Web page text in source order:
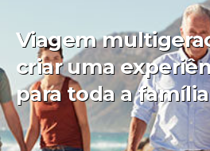
Viagem
criar uma
para toda a família